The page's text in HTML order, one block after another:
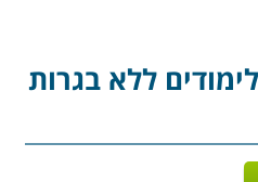
ללא בגרות